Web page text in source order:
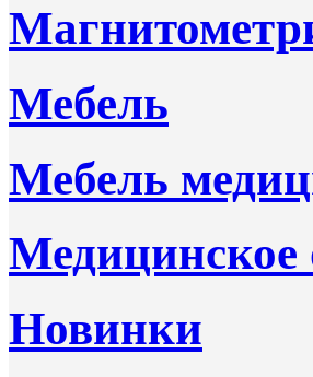
Мебель
Мебель
Медицинское
Новинки